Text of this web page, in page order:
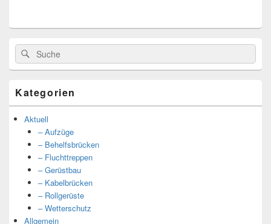
Suche
nach:
Suche
Kategorien
Aktuell
– Aufzüge
– Behelfsbrücken
– Fluchttreppen
– Gerüstbau
– Kabelbrücken
– Rollgerüste
– Wetterschutz
Allgemein